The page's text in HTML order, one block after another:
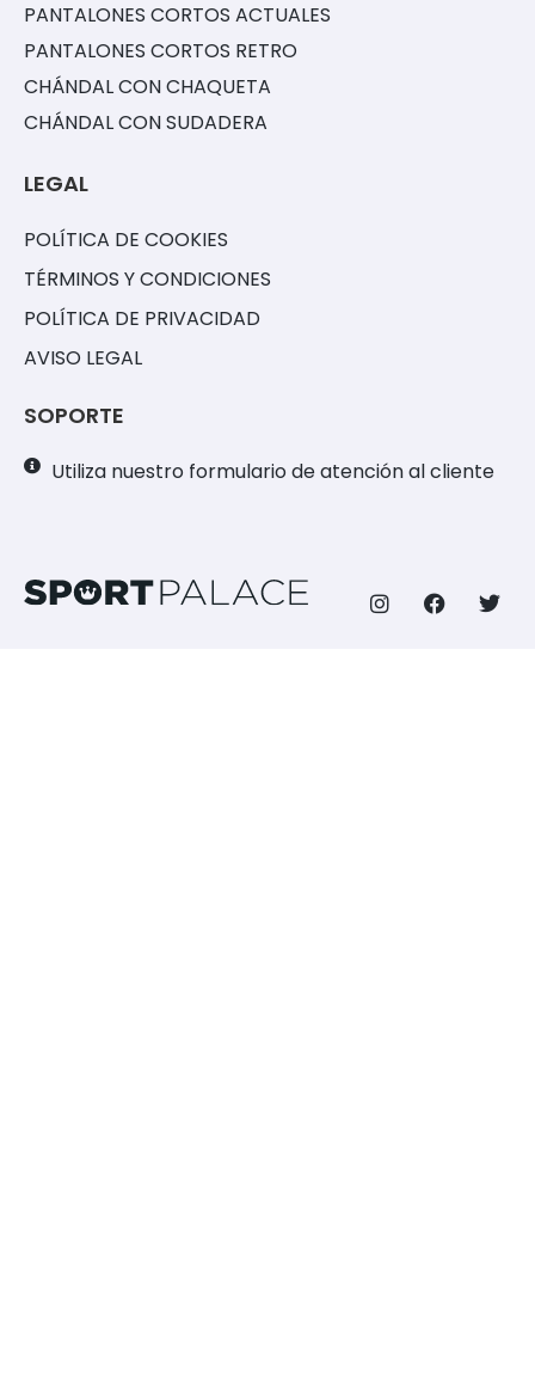
PANTALONES CORTOS ACTUALES
PANTALONES CORTOS RETRO
CHÁNDAL CON CHAQUETA
CHÁNDAL CON SUDADERA
LEGAL
POLÍTICA DE COOKIES
TÉRMINOS Y CONDICIONES
POLÍTICA DE PRIVACIDAD
AVISO LEGAL
SOPORTE
Utiliza nuestro formulario de atención al cliente